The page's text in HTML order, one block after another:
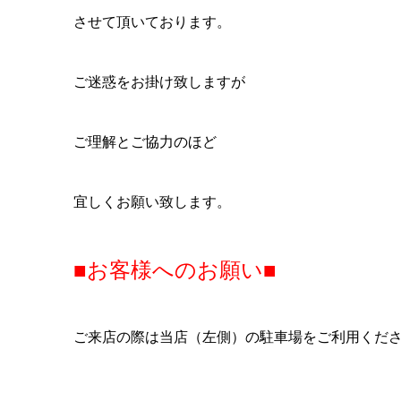
させて頂いております。
ご迷惑をお掛け致しますが
ご理解とご協力のほど
宜しくお願い致します。
■お客様へのお願い■
ご来店の際は当店（左側）の駐車場をご利用くだ